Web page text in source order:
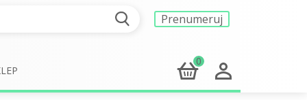
Prenumeruj
0